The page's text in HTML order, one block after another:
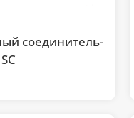
соединитель-
SC